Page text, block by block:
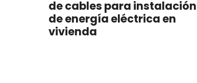
de cables para instalación
de energía eléctrica en
vivienda